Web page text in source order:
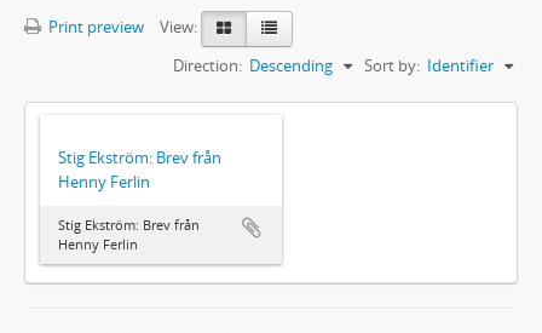
Print preview
View:
Sort by: Identifier
Direction: Descending
Stig Ekström: Brev från
Henny Ferlin
Stig Ekström: Brev från
Henny Ferlin